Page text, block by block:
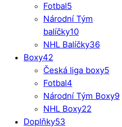
Fotbal5
Národní Tým
balíčky10
NHL Balíčky36
Boxy42
Česká liga boxy5
Fotbal4
Národní Tým Boxy9
NHL Boxy22
Doplňky53